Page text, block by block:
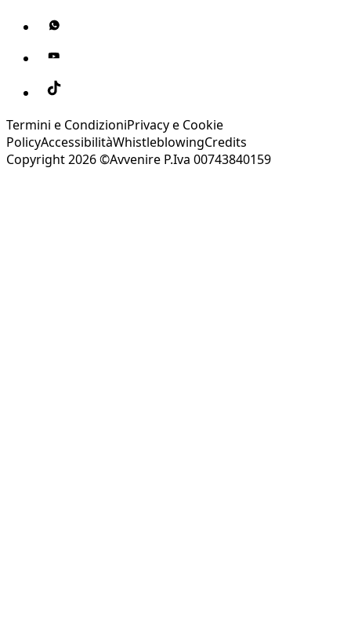
Termini e CondizioniPrivacy e Cookie
PolicyAccessibilitàWhistleblowingCredits
Copyright 2026 ©Avvenire P.Iva 00743840159